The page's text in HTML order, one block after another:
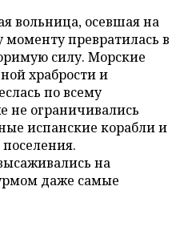
вольница, осевшая на
моменту превратилась в
силу. Морские
храбрости и
по всему
не ограничивались
испанские корабли и
на
даже самые